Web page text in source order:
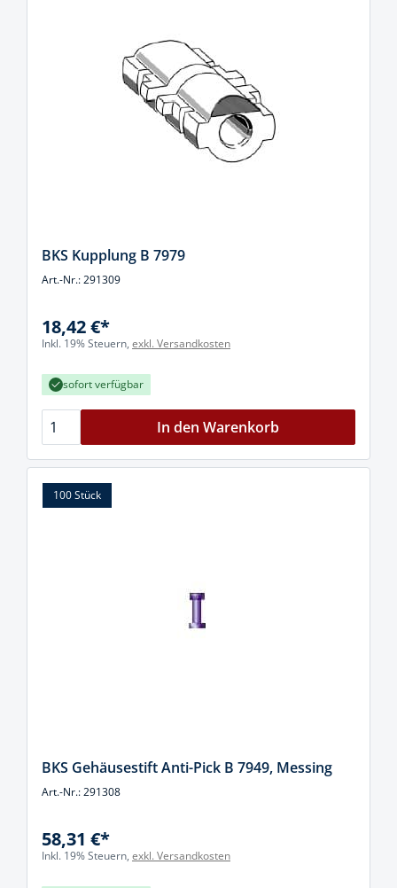
BKS Kupplung B 7979
Art.-Nr.: 291309
18,42 €*
Inkl. 19% Steuern, exkl. Versandkosten
sofort verfügbar
In den Warenkorb
100 Stück
BKS Gehäusestift Anti-Pick B 7949, Messing
Art.-Nr.: 291308
58,31 €*
Inkl. 19% Steuern, exkl. Versandkosten